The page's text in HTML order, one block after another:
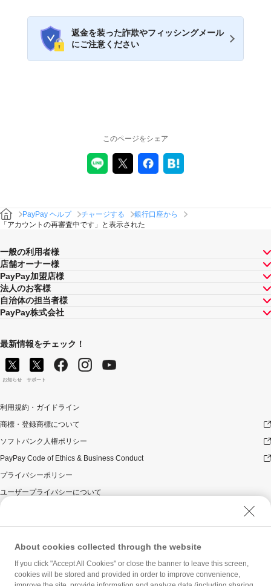
返金を装った詐欺やフィッシングメール
にご注意ください
このページをシェア
PayPay ヘルプ チャージする
銀行口座から
「アカウントの再審査中です」と表示された
一般の利用者様
店舗オーナー様
PayPay加盟店様
法人のお客様
自治体の担当者様
PayPay株式会社
最新情報をチェック！
お知らせ サポート
利用規約・ガイドライン
商標・登録商標について
ソフトバンク人権ポリシー
PayPay Code of Ethics & Business Conduct
プライバシーポリシー
ユーザープライバシーについて
ウェブサイト利用規約
反社会的勢力に対する方針
勧誘方針
マネロン等基本方針
About cookies collected through the website
If you click "Accept All Cookies" or close the banner to leave this screen,
cookies will be stored and provided in order to improve convenience,